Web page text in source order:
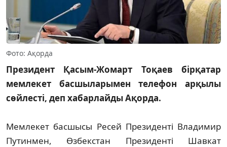
Фото: Ақорда
Президент Қасым-Жомарт Тоқаев бірқатар
мемлекет басшыларымен телефон арқылы
сөйлесті, деп хабарлайды Ақорда.
Мемлекет басшысы Ресей Президенті Владимир
Путинмен, Өзбекстан Президенті Шавкат